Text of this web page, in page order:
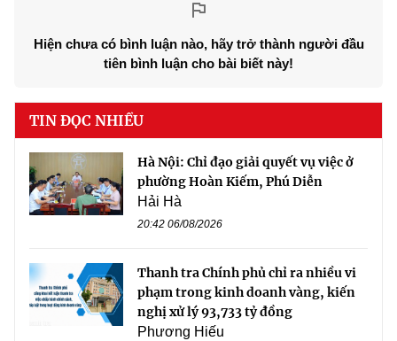
Hiện chưa có bình luận nào, hãy trở thành người đầu
tiên bình luận cho bài biết này!
TIN ĐỌC NHIỀU
Hà Nội: Chỉ đạo giải quyết vụ việc ở
phường Hoàn Kiếm, Phú Diễn
Hải Hà
20:42 06/08/2026
Thanh tra Chính phủ chỉ ra nhiều vi
phạm trong kinh doanh vàng, kiến
nghị xử lý 93,733 tỷ đồng
Phương Hiếu